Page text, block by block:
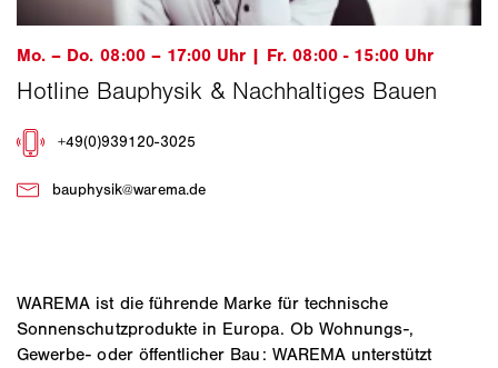
WAREMA ist die führende Marke für technische
Sonnenschutzprodukte in Europa. Ob Wohnungs-,
Gewerbe- oder öffentlicher Bau: WAREMA unterstützt